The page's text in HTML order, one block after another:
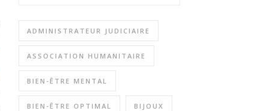
ADMINISTRATEUR JUDICIAIRE
ASSOCIATION HUMANITAIRE
BIEN-ÊTRE MENTAL
BIEN-ÊTRE OPTIMAL BIJOUX